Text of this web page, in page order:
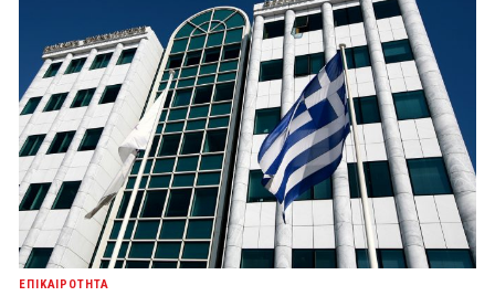
ΕΠΙΚΑΙΡΟΤΗΤΑ